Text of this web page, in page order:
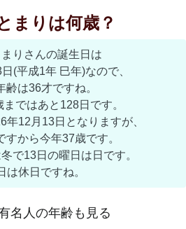
まりは何歳？
りさんの誕生日は
(平成1年 巳年)なので、
齢は36才ですね。
ではあと128日です。
年12月13日となりますが、
すから今年37歳です。
で13日の曜日は日です。
は休日ですね。
名人の年齢も見る